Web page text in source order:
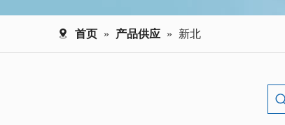
首页 » 产品供应 » 新北